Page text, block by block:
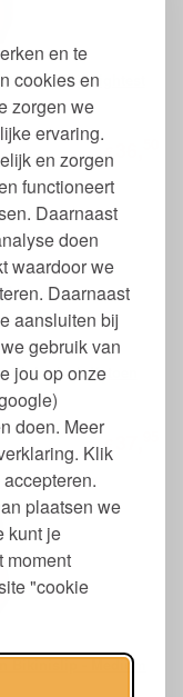
en te
cookies en
zorgen we
ervaring.
en zorgen
functioneert
Daarnaast
doen
waardoor we
Daarnaast
aansluiten bij
gebruik van
jou op onze
doen. Meer
Klik
plaatsen we
kunt je
moment
"cookie
String Lightest
€
Biologisch Katoen
€
Bikinislip - Medium